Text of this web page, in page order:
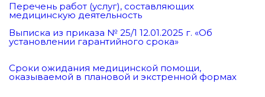
Перечень работ (услуг), составляющих
медицинскую деятельность
Выписка из приказа № 25/1 12.01.2025 г. «Об
установлении гарантийного срока»
Сроки ожидания медицинской помощи,
оказываемой в плановой и экстренной формах